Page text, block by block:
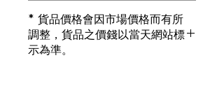
冇加色！冇化妝！
i) 所有已鑲玉器珠寶丶玉鐲丶擺件皆 奉
送 [香港翡翠鑑証書]
* 貨品價格會因市場價格而有所
調整，貨品之價錢以當天網站標
示為準。